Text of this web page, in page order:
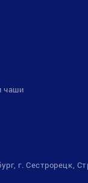
чаши
г. Сестрорецк,